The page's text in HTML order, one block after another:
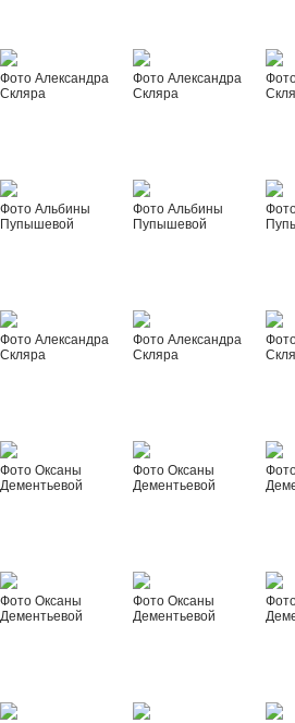
Фото Александра
Скляра
Фото Александра
Скляра
Фото Альбины
Пупышевой
Фото Альбины
Пупышевой
Фото Александра
Скляра
Фото Александра
Скляра
Фото Оксаны
Дементьевой
Фото Оксаны
Дементьевой
Фото Оксаны
Дементьевой
Фото Оксаны
Дементьевой